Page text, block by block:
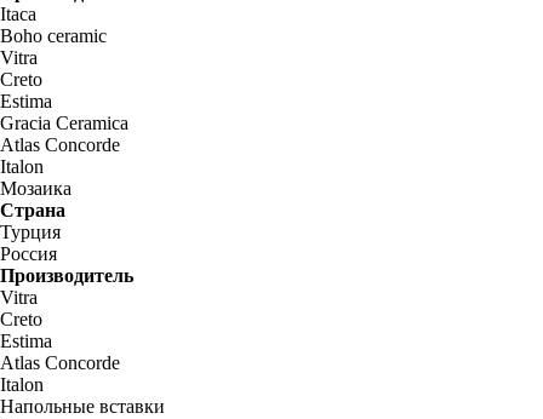
Itaca
Boho ceramic
Vitra
Creto
Estima
Gracia Ceramica
Atlas Concorde
Italon
Мозаика
Страна
Турция
Россия
Производитель
Vitra
Creto
Estima
Atlas Concorde
Italon
Напольные вставки